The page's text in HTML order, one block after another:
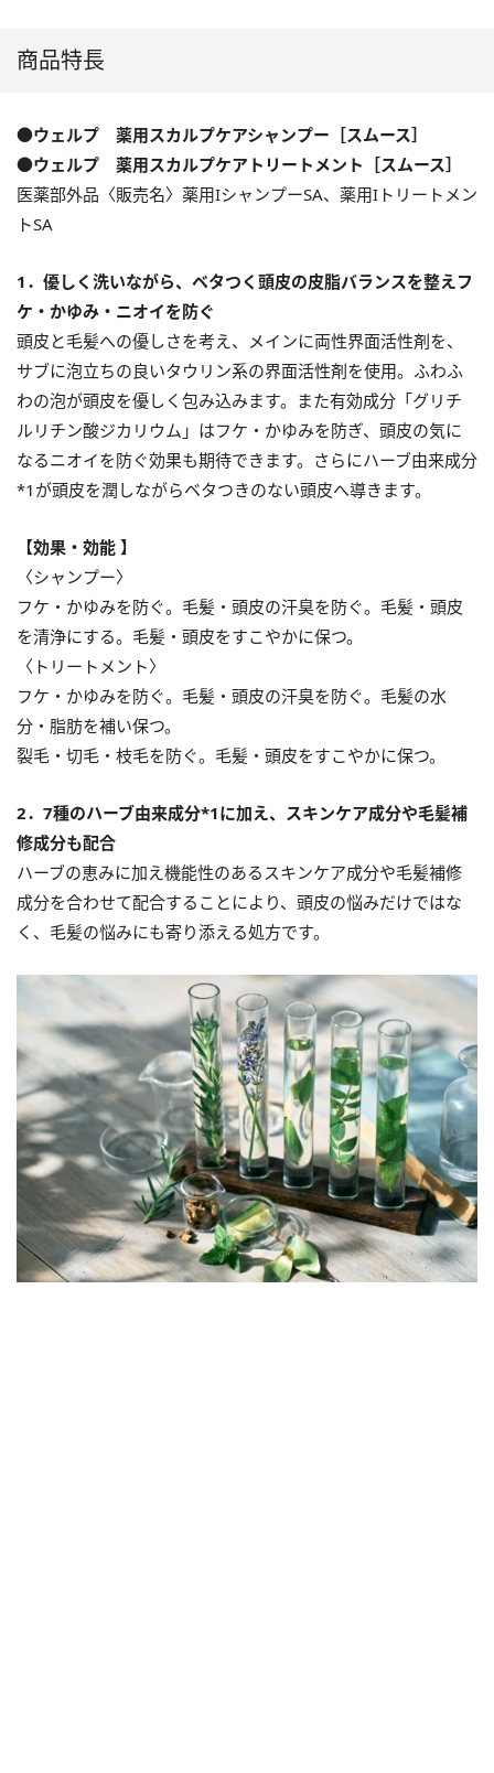
商品特長
●ウェルプ 薬用スカルプケアシャンプー［スムース］
●ウェルプ 薬用スカルプケアトリートメント［スムース］
医薬部外品〈販売名〉薬用IシャンプーSA、薬用Iトリートメン
トSA
1．優しく洗いながら、ベタつく頭皮の皮脂バランスを整えフ
ケ・かゆみ・ニオイを防ぐ
頭皮と毛髪への優しさを考え、メインに両性界面活性剤を、
サブに泡立ちの良いタウリン系の界面活性剤を使用。ふわふ
わの泡が頭皮を優しく包み込みます。また有効成分「グリチ
ルリチン酸ジカリウム」はフケ・かゆみを防ぎ、頭皮の気に
なるニオイを防ぐ効果も期待できます。さらにハーブ由来成分
*1が頭皮を潤しながらベタつきのない頭皮へ導きます。
【効果・効能 】
〈シャンプー〉
フケ・かゆみを防ぐ。毛髪・頭皮の汗臭を防ぐ。毛髪・頭皮
を清浄にする。毛髪・頭皮をすこやかに保つ。
〈トリートメント〉
フケ・かゆみを防ぐ。毛髪・頭皮の汗臭を防ぐ。毛髪の水
分・脂肪を補い保つ。
裂毛・切毛・枝毛を防ぐ。毛髪・頭皮をすこやかに保つ。
2．7種のハーブ由来成分*1に加え、スキンケア成分や毛髪補
修成分も配合
ハーブの恵みに加え機能性のあるスキンケア成分や毛髪補修
成分を合わせて配合することにより、頭皮の悩みだけではな
く、毛髪の悩みにも寄り添える処方です。